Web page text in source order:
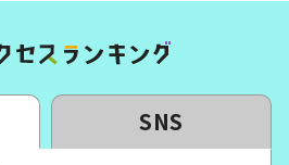
SNS